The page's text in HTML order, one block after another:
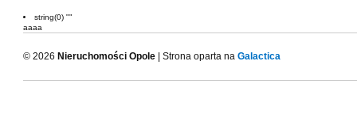
string(0) ""
aaaa
© 2026 Nieruchomości Opole | Strona oparta na Galactica